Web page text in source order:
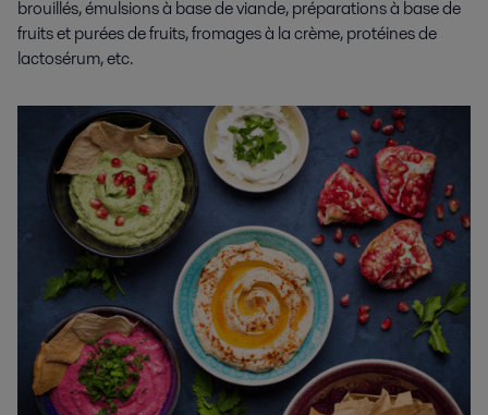
brouillés, émulsions à base de viande, préparations à base de
fruits et purées de fruits, fromages à la crème, protéines de
lactosérum, etc.